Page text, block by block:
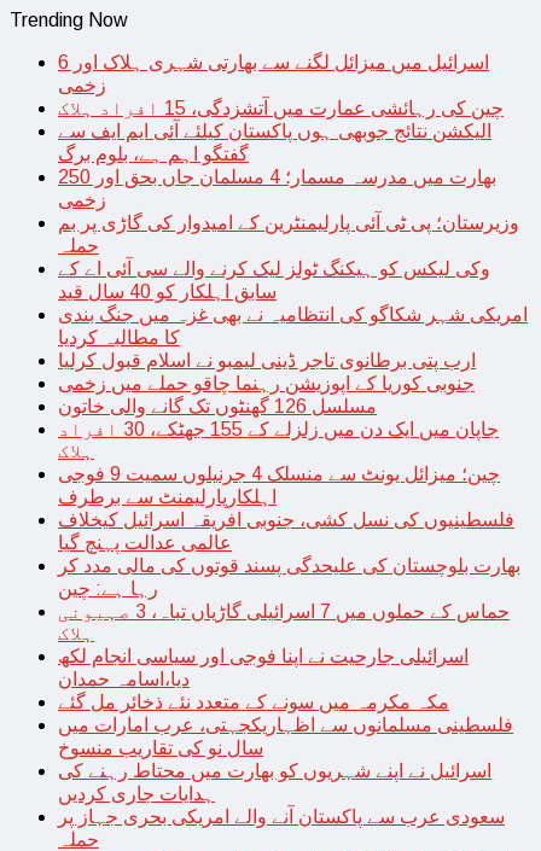
Trending Now
اسرائیل میں میزائل لگنے سے بھارتی شہری ہلاک اور 6
زخمی
چین کی رہائشی عمارت میں آتشزدگی، 15 افراد ہلاک
الیکشن نتائج جوبھی ہوں پاکستان کیلئے آئی ایم ایف سے
گفتگو اہم ہے، بلوم برگ
بھارت میں مدرسہ مسمار؛ 4 مسلمان جاں بحق اور 250
زخمی
وزیرستان؛ پی ٹی آئی پارلیمنٹرین کے امیدوار کی گاڑی پر بم
حملہ
وکی لیکس کو ہیکنگ ٹولز لیک کرنے والے سی آئی اے کے
سابق اہلکار کو 40 سال قید
امریکی شہر شکاگو کی انتظامیہ نے بھی غزہ میں جنگ بندی
کا مطالبہ کردیا
ارب پتی برطانوی تاجر ڈینی لیمبو نے اسلام قبول کرلیا
جنوبی کوریا کے اپوزیشن رہنما چاقو حملے میں زخمی
مسلسل 126 گھنٹوں تک گانے والی خاتون
جاپان میں ایک دن میں زلزلے کے 155 جھٹکے، 30 افراد
ہلاک
چین؛ میزائل یونٹ سے منسلک 4 جرنیلوں سمیت 9 فوجی
اہلکارپارلیمنٹ سے برطرف
فلسطینیوں کی نسل کشی، جنوبی افریقہ اسرائیل کیخلاف
عالمی عدالت پہنچ گیا
بھارت بلوچستان کی علیحدگی پسند قوتوں کی مالی مدد کر
رہا ہے: چین
حماس کے حملوں میں 7 اسرائیلی گاڑیاں تباہ، 3 صہیونی
ہلاک
اسرائیلی جارحیت نے اپنا فوجی اور سیاسی انجام لکھ
دیا،اسامہ حمدان
مکہ مکرمہ میں سونے کے متعدد نئے ذخائر مل گئے
فلسطینی مسلمانوں سے اظہاریکجہتی، عرب امارات میں
سال نو کی تقاریب منسوخ
اسرائیل نے اپنے شہریوں کو بھارت میں محتاط رہنے کی
ہدایات جاری کردیں
سعودی عرب سے پاکستان آنے والے امریکی بحری جہاز پر
حملہ